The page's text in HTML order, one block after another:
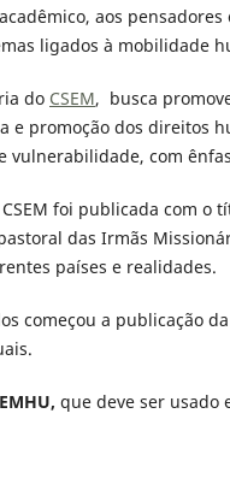
aos
ligados à mobilidade
do CSEM, busca
e promoção dos direitos
vulnerabilidade, com
foi publicada com
das Irmãs
países e realidades.
começou a publicação
que deve ser usado